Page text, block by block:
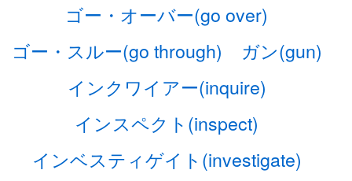
ゴー・オーバー(go over)
ゴー・スルー(go through)
ガン(gun)
インクワイアー(inquire)
インスペクト(inspect)
インベスティゲイト(investigate)